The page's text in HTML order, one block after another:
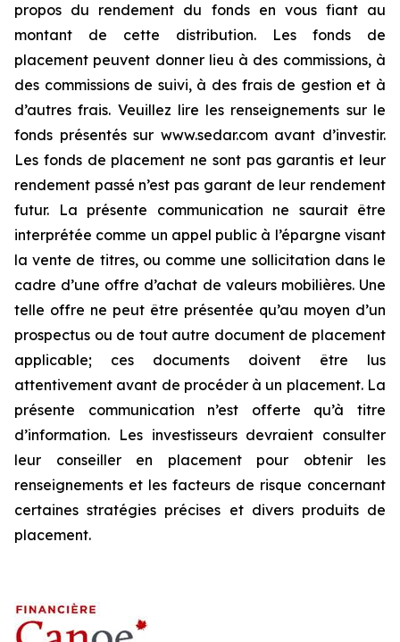
propos du rendement du fonds en vous fiant au
montant de cette distribution. Les fonds de
placement peuvent donner lieu à des commissions, à
des commissions de suivi, à des frais de gestion et à
d’autres frais. Veuillez lire les renseignements sur le
fonds présentés sur www.sedar.com avant d’investir.
Les fonds de placement ne sont pas garantis et leur
rendement passé n’est pas garant de leur rendement
futur. La présente communication ne saurait être
interprétée comme un appel public à l’épargne visant
la vente de titres, ou comme une sollicitation dans le
cadre d’une offre d’achat de valeurs mobilières. Une
telle offre ne peut être présentée qu’au moyen d’un
prospectus ou de tout autre document de placement
applicable; ces documents doivent être lus
attentivement avant de procéder à un placement. La
présente communication n’est offerte qu’à titre
d’information. Les investisseurs devraient consulter
leur conseiller en placement pour obtenir les
renseignements et les facteurs de risque concernant
certaines stratégies précises et divers produits de
placement.